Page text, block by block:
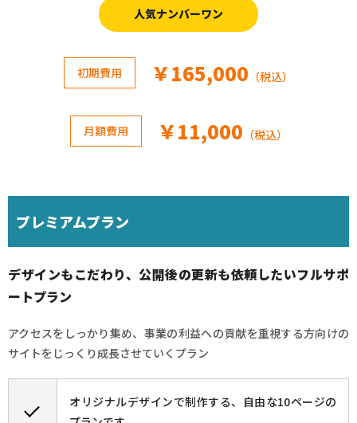
人気ナンバーワン
初期費用 ￥165,000 （税込）
月額費用 ￥11,000 （税込）
プレミアムプラン
デザインもこだわり、公開後の更新も依頼したいフルサポ
ートプラン
アクセスをしっかり集め、事業の利益への貢献を重視する方向けの
サイトをじっくり成長させていくプラン
オリジナルデザインで制作する、自由な10ページの